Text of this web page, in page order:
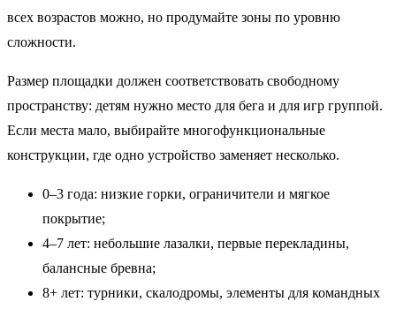
всех возрастов можно, но продумайте зоны по уровню
сложности.
Размер площадки должен соответствовать свободному
пространству: детям нужно место для бега и для игр группой.
Если места мало, выбирайте многофункциональные
конструкции, где одно устройство заменяет несколько.
0–3 года: низкие горки, ограничители и мягкое
покрытие;
4–7 лет: небольшие лазалки, первые перекладины,
балансные бревна;
8+ лет: турники, скалодромы, элементы для командных